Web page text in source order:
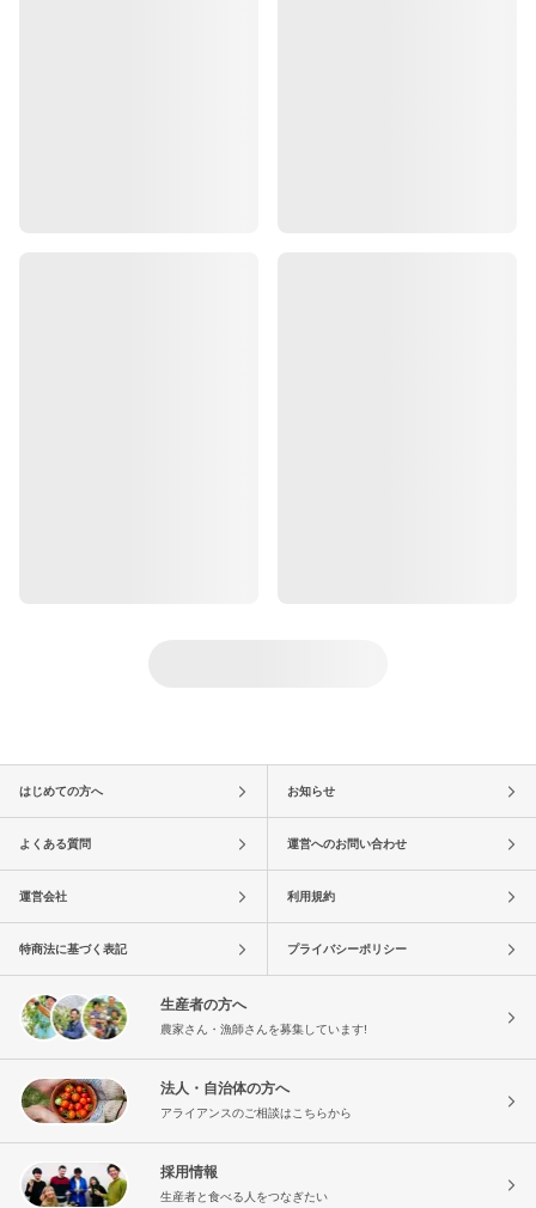
はじめての方へ お知らせ
よくある質問 運営へのお問い合わせ
運営会社 利用規約
特商法に基づく表記 プライバシーポリシー
生産者の方へ
農家さん・漁師さんを募集しています!
法人・自治体の方へ
アライアンスのご相談はこちらから
採用情報
生産者と食べる人をつなぎたい